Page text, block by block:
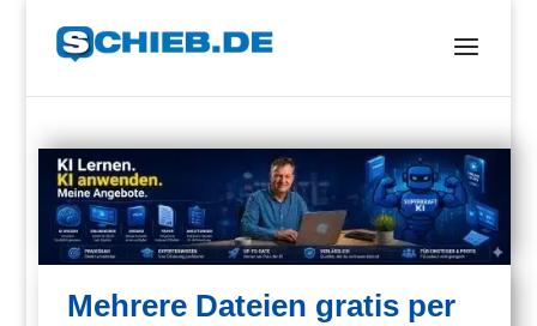
Mehrere Dateien gratis per